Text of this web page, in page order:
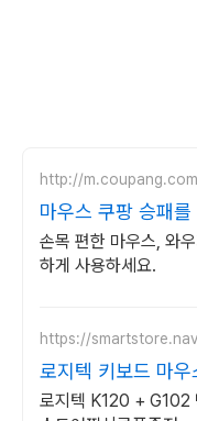
http://m.coupang.com
마우스 쿠팡 승패
우스
손목 편한 마우스, 와
하게 사용하세요.
https://
로지텍 키보드 마우
로지텍 K120 + G102